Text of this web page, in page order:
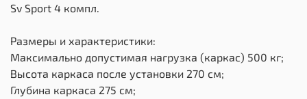
Sv Sport 4 компл.
Размеры и характеристики:
Максимально допустимая нагрузка (каркас) 500 кг;
Высота каркаса после установки 270 см;
Глубина каркаса 275 см;